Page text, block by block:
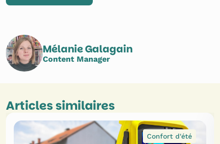
Mélanie Galagain
Content Manager
Articles similaires
Confort d'été